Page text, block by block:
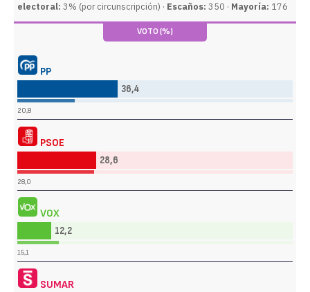
electoral: 3% (por circunscripción) · Escaños: 350 · Mayoría: 176
VOTO (%)
PP
36,4
20,8
PSOE
28,6
28,0
VOX
12,2
15,1
SUMAR